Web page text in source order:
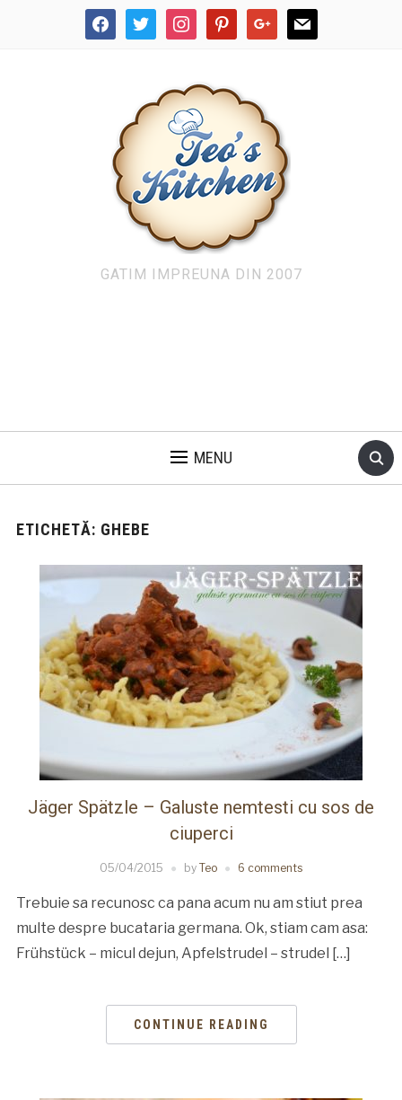
facebooktwitter instagrampinterestgoogle mail
GATIM IMPREUNA DIN 2007
MENU
ETICHETĂ: GHEBE
Jäger Spätzle – Galuste nemtesti cu sos de
ciuperci
05/04/2015 by Teo 6 comments
Trebuie sa recunosc ca pana acum nu am stiut prea
multe despre bucataria germana. Ok, stiam cam asa:
Frühstück – micul dejun, Apfelstrudel – strudel […]
CONTINUE READING